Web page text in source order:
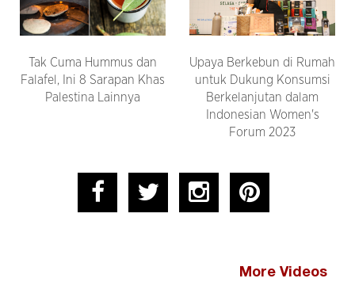
Tak Cuma Hummus dan
Falafel, Ini 8 Sarapan Khas
Palestina Lainnya
Upaya Berkebun di Rumah
untuk Dukung Konsumsi
Berkelanjutan dalam
Indonesian Women's
Forum 2023
More Videos